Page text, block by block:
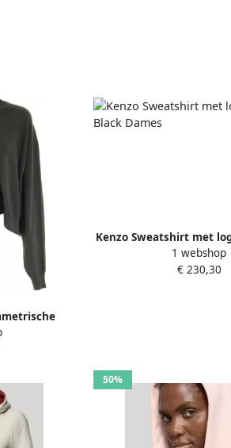
Dames
Kenzo Sweatshirt met
Dames
1 webshop
€ 230,30
50%